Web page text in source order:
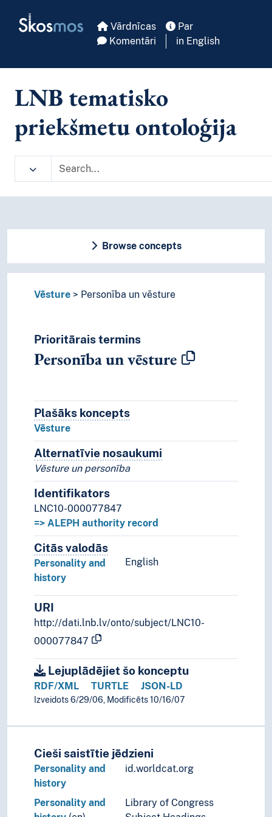
Skosmos Vārdnīcas
Par
Komentāri
in English
LNB tematisko
priekšmetu ontoloģija
Browse concepts
Vēsture Personība un vēsture
Prioritārais termins
Personība un vēsture
Plašāks konceptsPlašāks koncepts
Vēsture
Alternatīvie nosaukumi
Vēsture un personība
Identifikators
LNC10-000077847
=> ALEPH authority record
Citās valodāsTermini šim konceptam citās
English
Personality and
history
URI
http://dati.lnb.lv/onto/subject/LNC10-
000077847
Lejuplādējiet šo konceptu
RDF/XML TURTLE JSON-LD
Izveidots 6/29/06, Modificēts 10/16/07
Cieši saistītie jēdzieni
Personality and
history
id.worldcat.org
Personality and
Library of Congress